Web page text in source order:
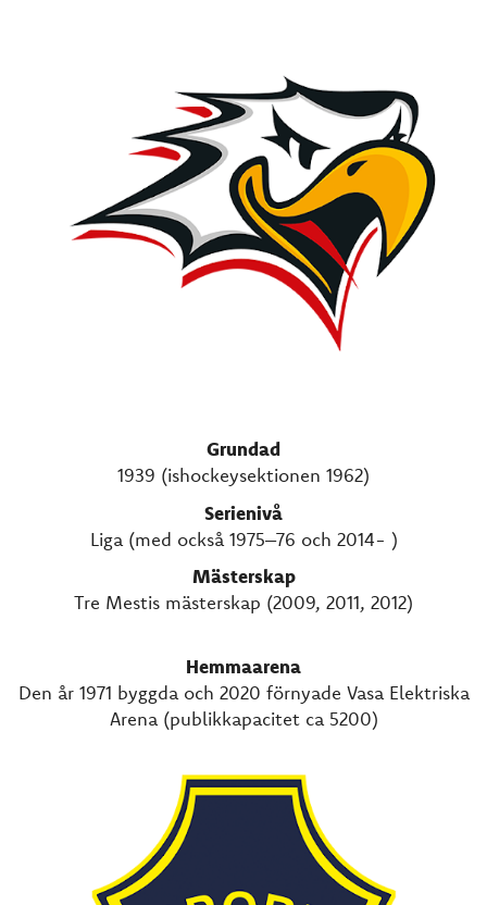
Grundad
1939 (ishockeysektionen 1962)
Serienivå
Liga (med också 1975–76 och 2014- )
Mästerskap
Tre Mestis mästerskap (2009, 2011, 2012)
Hemmaarena
Den år 1971 byggda och 2020 förnyade Vasa Elektriska
Arena (publikkapacitet ca 5200)